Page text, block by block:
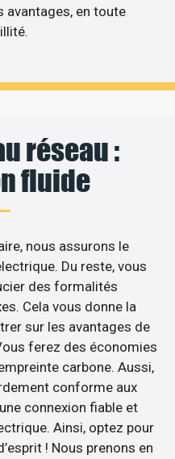
avantages, en toute
réseau :
fluide
nous assurons le
Du reste, vous
des formalités
Cela vous donne la
sur les avantages de
ferez des économies
carbone. Aussi,
conforme aux
connexion fiable et
Ainsi, optez pour
! Nous prenons en